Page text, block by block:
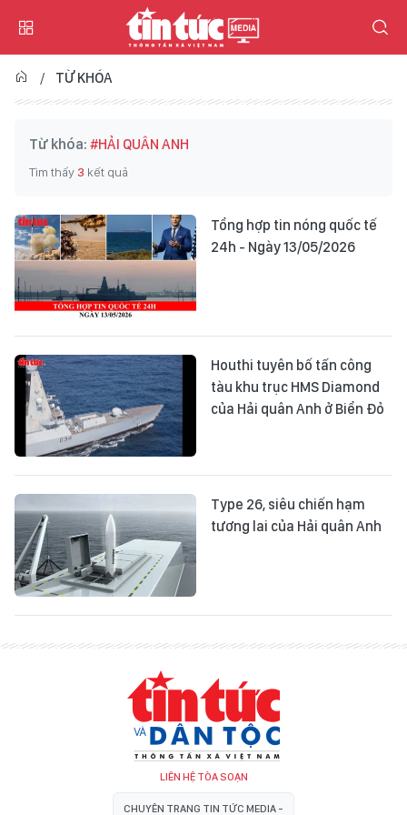
TỪ KHÓA
Từ khóa: #HẢI QUÂN ANH
Tìm thấy 3 kết quả
Tổng hợp tin nóng quốc tế
24h - Ngày 13/05/2026
Houthi tuyên bố tấn công
tàu khu trục HMS Diamond
của Hải quân Anh ở Biển Đỏ
Type 26, siêu chiến hạm
tương lai của Hải quân Anh
LIÊN HỆ TÒA SOẠN
CHUYÊN TRANG TIN TỨC MEDIA -